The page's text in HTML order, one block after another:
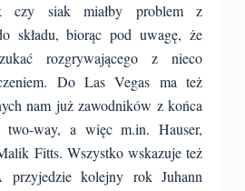
czy siak miałby problem z
składu, biorąc pod uwagę, że
rozgrywającego z nieco
Do Las Vegas ma też
nam już zawodników z końca
way, a więc m.in. Hauser,
Fitts. Wszystko wskazuje też
kolejny rok Juhann